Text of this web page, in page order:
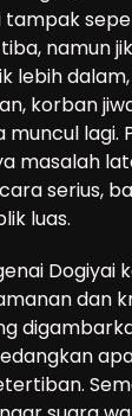
tampak
namun
lebih
korban
muncul lagi.
masalah
serius,
luas.
Dogiyai
dan